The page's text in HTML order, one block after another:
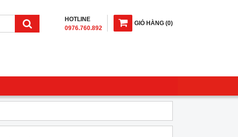
GIỎ HÀNG (0)
HOTLINE
0976.760.892